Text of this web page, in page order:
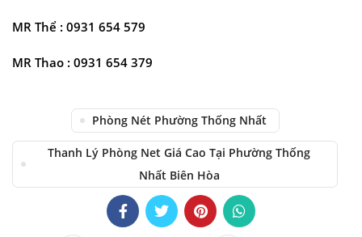
MR Thể : 0931 654 579
MR Thao : 0931 654 379
Phòng Nét Phường Thống Nhất
Thanh Lý Phòng Net Giá Cao Tại Phường Thống
Nhất Biên Hòa